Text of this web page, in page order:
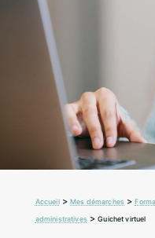
Accueil>Mes démarches >
administratives>Guichet virtuel